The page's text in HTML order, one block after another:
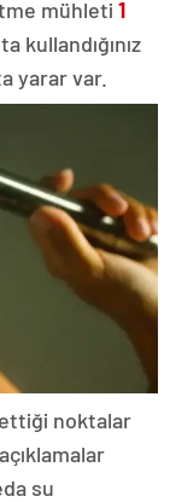
mühleti 1
kullandığınız
yarar var.
ettiği noktalar
su